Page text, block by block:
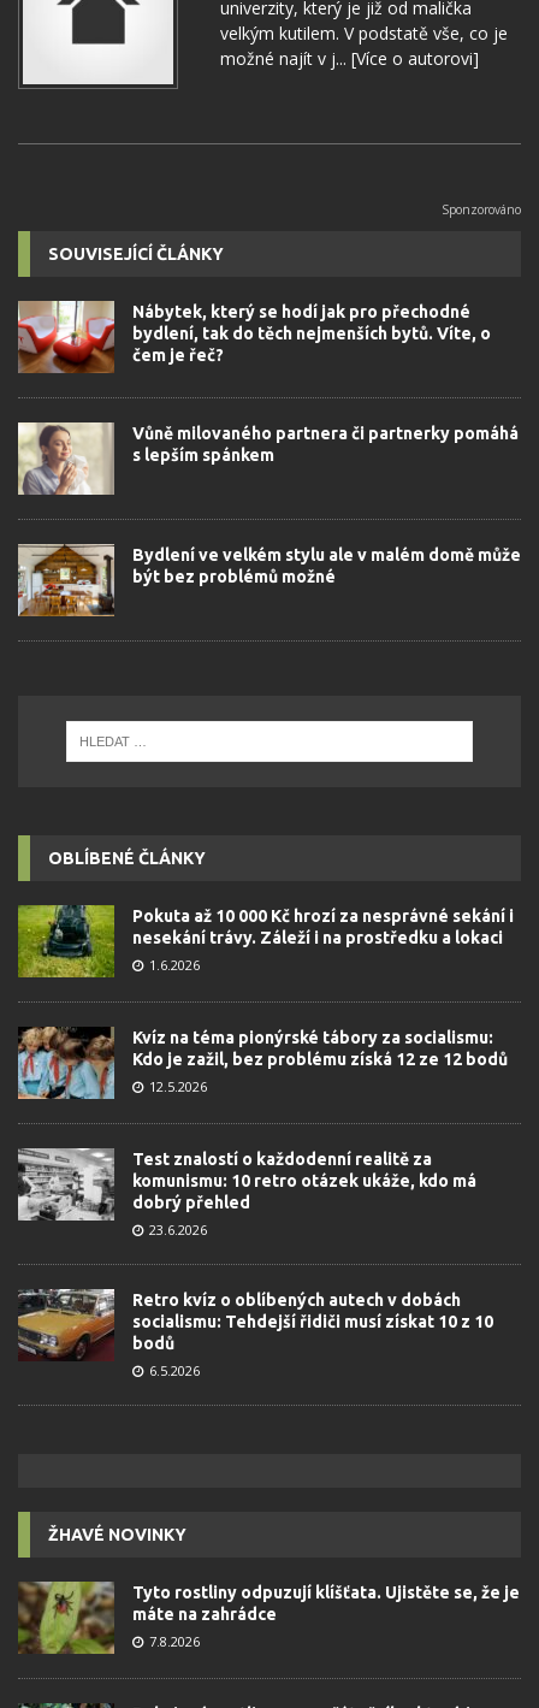
univerzity, který je již od malička
velkým kutilem. V podstatě vše, co je
možné najít v j... [Více o autorovi]
SOUVISEJÍCÍ ČLÁNKY
Nábytek, který se hodí jak pro přechodné
bydlení, tak do těch nejmenších bytů. Víte, o
čem je řeč?
Vůně milovaného partnera či partnerky pomáhá
s lepším spánkem
Bydlení ve velkém stylu ale v malém domě může
být bez problémů možné
OBLÍBENÉ ČLÁNKY
Pokuta až 10 000 Kč hrozí za nesprávné sekání i
nesekání trávy. Záleží i na prostředku a lokaci
1.6.2026
Kvíz na téma pionýrské tábory za socialismu:
Kdo je zažil, bez problému získá 12 ze 12 bodů
12.5.2026
Test znalostí o každodenní realitě za
komunismu: 10 retro otázek ukáže, kdo má
dobrý přehled
23.6.2026
Retro kvíz o oblíbených autech v dobách
socialismu: Tehdejší řidiči musí získat 10 z 10
bodů
6.5.2026
ŽHAVÉ NOVINKY
Tyto rostliny odpuzují klíšťata. Ujistěte se, že je
máte na zahrádce
7.8.2026